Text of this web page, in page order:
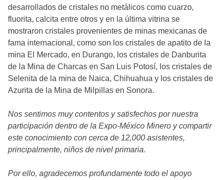
desarrollados de cristales no metálicos como cuarzo,
fluorita, calcita entre otros y en la última vitrina se
mostraron cristales provenientes de minas mexicanas de
fama internacional, como son los cristales de apatito de la
mina El Mercado, en Durango, los cristales de Danburita
de la Mina de Charcas en San Luis Potosí, los cristales de
Selenita de la mina de Naica, Chihuahua y los cristales de
Azurita de la Mina de Milpillas en Sonora.
Nos sentimos muy contentos y satisfechos por nuestra
participación dentro de la Expo-México Minero y compartir
este conocimiento con cerca de 12,000 asistentes,
principalmente, niños de nivel primaria.
Por ello, agradecemos profundamente todo el apoyo